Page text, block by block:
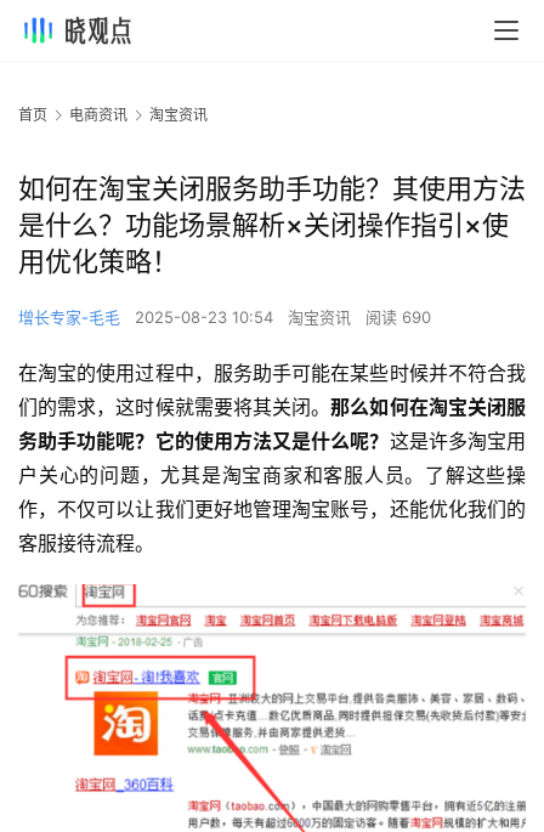
首页 电商资讯 淘宝资讯
如何在淘宝关闭服务助手功能？其使用方法
是什么？功能场景解析×关闭操作指引×使
用优化策略！
增长专家-毛毛 2025-08-23 10:54 淘宝资讯 阅读 690
在淘宝的使用过程中，服务助手可能在某些时候并不符合我
们的需求，这时候就需要将其关闭。那么如何在淘宝关闭服
务助手功能呢？它的使用方法又是什么呢？ 这是许多淘宝用
户关心的问题，尤其是淘宝商家和客服人员。了解这些操
作，不仅可以让我们更好地管理淘宝账号，还能优化我们的
客服接待流程。